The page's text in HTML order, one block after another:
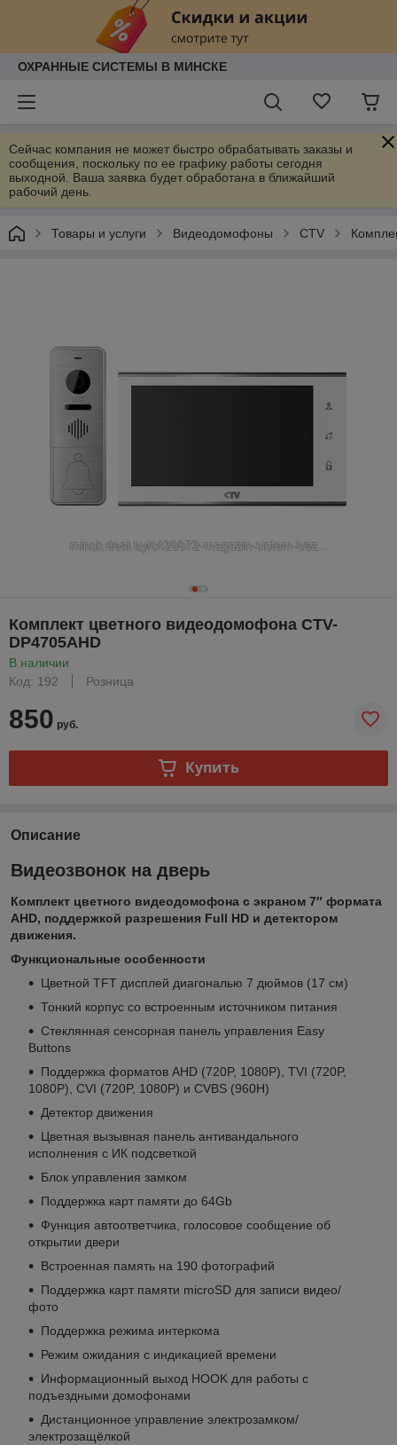
ОХРАННЫЕ СИСТЕМЫ В МИНСКЕ
Сейчас компания не может быстро обрабатывать заказы и
сообщения, поскольку по ее графику работы сегодня
выходной. Ваша заявка будет обработана в ближайший
рабочий день.
Товары и услуги Видеодомофоны CTV
Комплект цветного видеодомофона CTV-
DP4705AHD
В наличии
Код: 192
Розница
850 руб.
Купить
Описание
Видеозвонок на дверь
Комплект цветного видеодомофона с экраном 7″ формата
AHD, поддержкой разрешения Full HD и детектором
движения.
Функциональные особенности
Цветной TFT дисплей диагональю 7 дюймов (17 см)
Тонкий корпус со встроенным источником питания
Стеклянная сенсорная панель управления Easy
Buttons
Поддержка форматов AHD (720P, 1080P), TVI (720P,
1080P), CVI (720P, 1080P) и CVBS (960H)
Детектор движения
Цветная вызывная панель антивандального
исполнения с ИК подсветкой
Блок управления замком
Поддержка карт памяти до 64Gb
Функция автоответчика, голосовое сообщение об
открытии двери
Встроенная память на 190 фотографий
Поддержка карт памяти microSD для записи видео/
фото
Поддержка режима интеркома
Режим ожидания с индикацией времени
Информационный выход HOOK для работы с
подъездными домофонами
Дистанционное управление электрозамком/
электрозащёлкой